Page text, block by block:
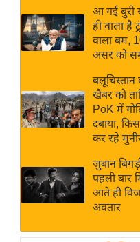
Hindi
Hindi
Hindi
Videos
राय
बजट
क्रिकेट
IPL
2026
ई-पेपर
मिसाल बेमिसाल
शख्सियत
यंग इंडिया
आ गई बुरी
ही वाला है
वाला बम,
असर को
बलूचिस्तान
खैबर को
PoK में
दबाया,
कर रहे
जुबान
पहली बार
आते ही
अवतार